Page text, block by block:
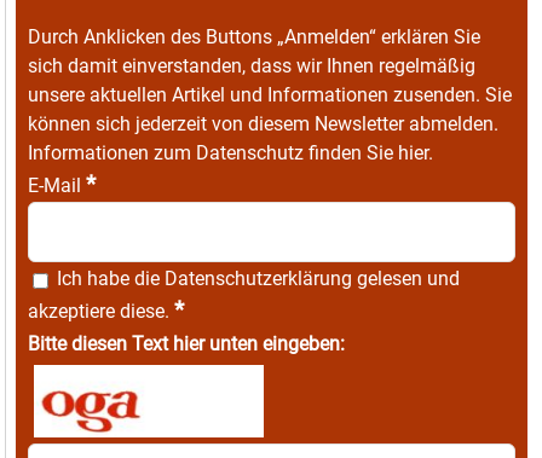
Durch Anklicken des Buttons „Anmelden“ erklären Sie
sich damit einverstanden, dass wir Ihnen regelmäßig
unsere aktuellen Artikel und Informationen zusenden. Sie
können sich jederzeit von diesem Newsletter abmelden.
Informationen zum Datenschutz finden Sie hier.
E-Mail *
Ich habe die Datenschutzerklärung gelesen und
akzeptiere diese. *
Bitte diesen Text hier unten eingeben: